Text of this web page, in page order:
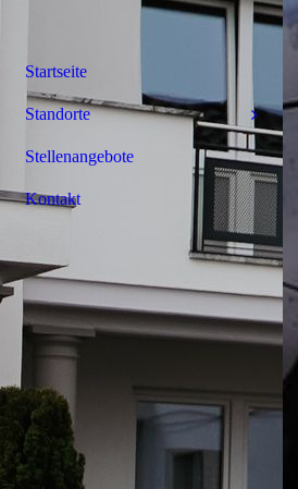
Startseite
Standorte
Stellenangebote
Kontakt